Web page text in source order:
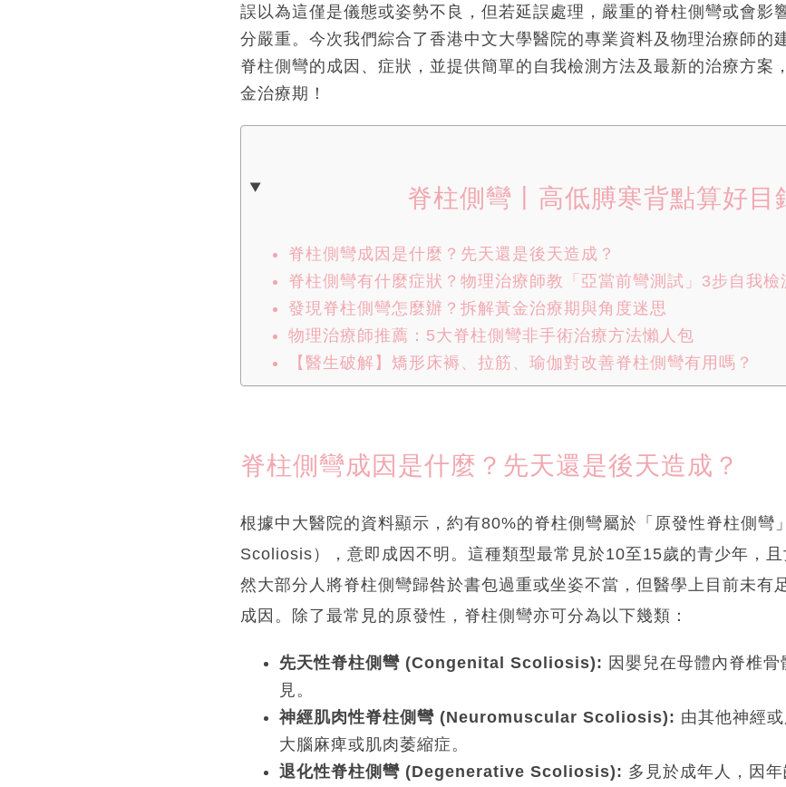
誤以為這僅是儀態或姿勢不良，但若延誤處理，嚴重的脊柱側彎或會影
分嚴重。今次我們綜合了香港中文大學醫院的專業資料及物理治療師的
脊柱側彎的成因、症狀，並提供簡單的自我檢測方法及最新的治療方案
金治療期！
脊柱側彎丨高低膊寒背點算好目
脊柱側彎成因是什麼？先天還是後天造成？
脊柱側彎有什麼症狀？物理治療師教「亞當前彎測試」3步自我檢
發現脊柱側彎怎麼辦？拆解黃金治療期與角度迷思
物理治療師推薦：5大脊柱側彎非手術治療方法懶人包
【醫生破解】矯形床褥、拉筋、瑜伽對改善脊柱側彎有用嗎？
脊柱側彎成因是什麼？先天還是後天造成？
根據中大醫院的資料顯示，約有80%的脊柱側彎屬於「原發性脊柱側彎
Scoliosis），意即成因不明。這種類型最常見於10至15歲的青少年，
然大部分人將脊柱側彎歸咎於書包過重或坐姿不當，但醫學上目前未有
成因。除了最常見的原發性，脊柱側彎亦可分為以下幾類：
先天性脊柱側彎 (Congenital Scoliosis): 因嬰兒在母體內脊椎
見。
神經肌肉性脊柱側彎 (Neuromuscular Scoliosis): 由其他神經
大腦麻痺或肌肉萎縮症。
退化性脊柱側彎 (Degenerative Scoliosis): 多見於成年人，因